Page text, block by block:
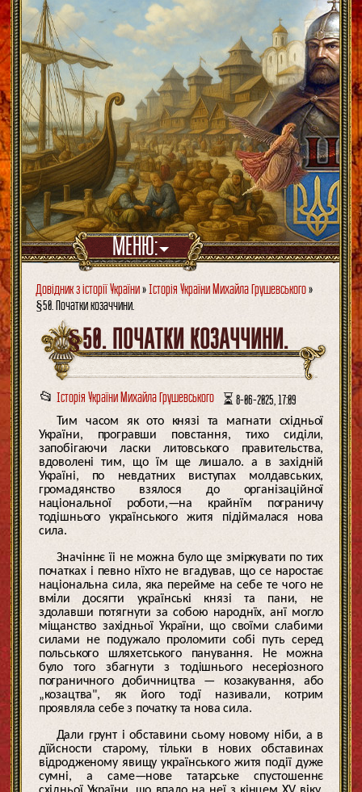
МЕНЮ:
Довідник з історії України»Історія України Михайла Грушевського»
§50. Початки козаччини.
§50. ПОЧАТКИ КОЗАЧЧИНИ.
📂 Історія України Михайла Грушевського ⏳ 8-06-2025, 17:09
Тим часом як ото князі та магнати східньої
України, програвши повстання, тихо сиділи,
запобігаючи ласки литовського правительства,
вдоволені тим, що їм ще лишало. а в західній
Україні, по невдатних виступах молдавських,
громадянство взялося до організаційної
національної роботи,—на крайнїм пограничу
тодішнього українського житя підіймалася нова
сила.
Значіннє їі не можна було ще зміркувати по тих
початках і певно нїхто не вгадував, що се наростає
національна сила, яка перейме на себе те чого не
вміли досягти українські князі та пани, не
здолавши потягнути за собою народнїх, анї могло
міщанство західньої України, що своїми слабими
силами не подужало проломити собі путь серед
польського шляхетського панування. Не можна
було того збагнути з тодішнього несеріозного
пограничного добичництва — козакування, або
„козацтва", як його тодї називали, котрим
проявляла себе з початку та нова сила.
Дали грунт і обставини сьому новому ніби, а в
дїйсности старому, тільки в нових обставинах
відродженому явищу українського житя події дуже
сумні, а саме—нове татарське спустошеннє